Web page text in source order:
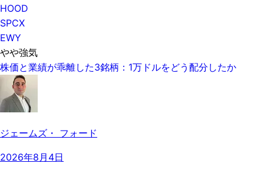
HOOD
SPCX
EWY
やや強気
株価と業績が乖離した3銘柄：1万ドルをどう配分したか
ジェームズ・ フォード
2026年8月4日